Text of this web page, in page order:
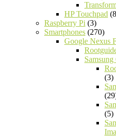
HP Touchpad
Raspberry Pi (3)
Smartphones (270)
Google Nexus
(3)
(5)